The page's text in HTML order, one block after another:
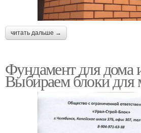
читать дальше →
Фундамент для дома
Выбираем блоки для